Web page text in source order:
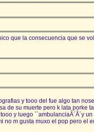
que la consecuencia que se
y tooo del fue algo tan
de su muerte pero k lata porke
y luego ``ambulanciaÂ´Â´y
no m gusta muxo el pop pero el